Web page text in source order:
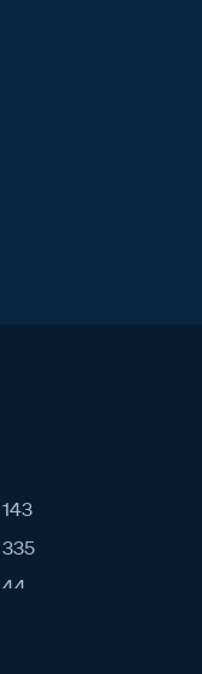
143
335
44